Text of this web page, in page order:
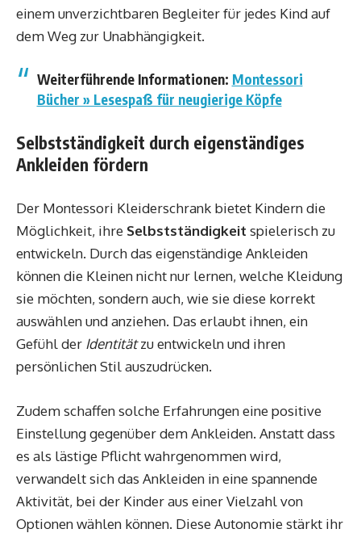
einem unverzichtbaren Begleiter für jedes Kind auf
dem Weg zur Unabhängigkeit.
Weiterführende Informationen: Montessori
Bücher » Lesespaß für neugierige Köpfe
Selbstständigkeit durch eigenständiges
Ankleiden fördern
Der Montessori Kleiderschrank bietet Kindern die
Möglichkeit, ihre Selbstständigkeit spielerisch zu
entwickeln. Durch das eigenständige Ankleiden
können die Kleinen nicht nur lernen, welche Kleidung
sie möchten, sondern auch, wie sie diese korrekt
auswählen und anziehen. Das erlaubt ihnen, ein
Gefühl der Identitätzu entwickeln und ihren
persönlichen Stil auszudrücken.
Zudem schaffen solche Erfahrungen eine positive
Einstellung gegenüber dem Ankleiden. Anstatt dass
es als lästige Pflicht wahrgenommen wird,
verwandelt sich das Ankleiden in eine spannende
Aktivität, bei der Kinder aus einer Vielzahl von
Optionen wählen können. Diese Autonomie stärkt ihr